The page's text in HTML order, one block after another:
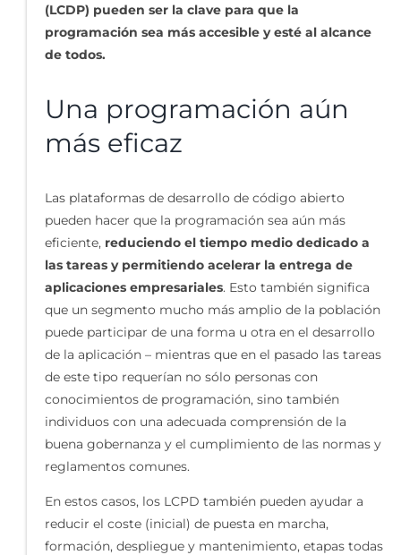
(LCDP) pueden ser la clave para que la
programación sea más accesible y esté al alcance
de todos.
Una programación aún
más eficaz
Las plataformas de desarrollo de código abierto
pueden hacer que la programación sea aún más
eficiente, reduciendo el tiempo medio dedicado a
las tareas y permitiendo acelerar la entrega de
aplicaciones empresariales. Esto también significa
que un segmento mucho más amplio de la población
puede participar de una forma u otra en el desarrollo
de la aplicación – mientras que en el pasado las tareas
de este tipo requerían no sólo personas con
conocimientos de programación, sino también
individuos con una adecuada comprensión de la
buena gobernanza y el cumplimiento de las normas y
reglamentos comunes.
En estos casos, los LCPD también pueden ayudar a
reducir el coste (inicial) de puesta en marcha,
formación, despliegue y mantenimiento, etapas todas